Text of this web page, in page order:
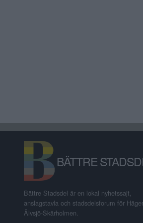
BÄTTRE
Bättre Stadsdel är en lokal nyhetssajt,
anslagstavla och stadsdelsforum för
Älvsjö-Skärholmen.